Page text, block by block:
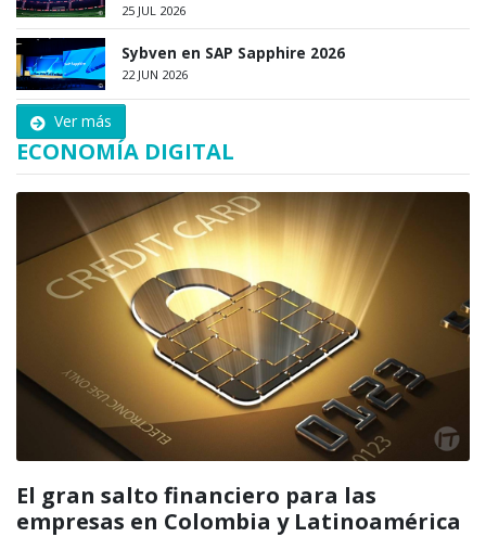
25 JUL 2026
Sybven en SAP Sapphire 2026
22 JUN 2026
Ver más
ECONOMÍA DIGITAL
El gran salto financiero para las
empresas en Colombia y Latinoamérica